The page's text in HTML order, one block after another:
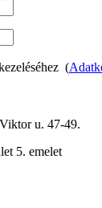
(
u. 47-49.
5. emelet